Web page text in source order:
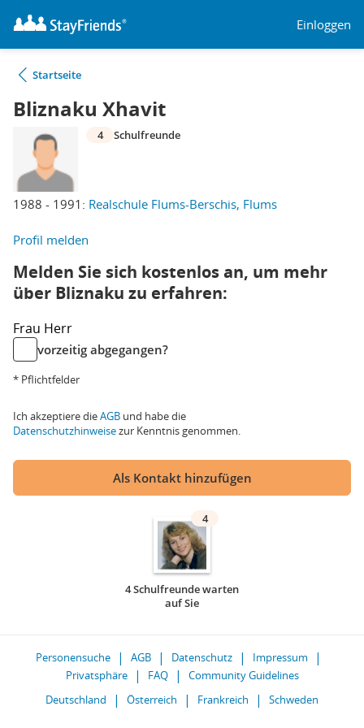
Einloggen
Startseite
Bliznaku Xhavit
1988 - 1991: Realschule Flums-Berschis, Flums
4 Schulfreunde
Profil melden
Melden Sie sich kostenlos an, um mehr
über Bliznaku zu erfahren:
Frau Herr
vorzeitig abgegangen?
* Pflichtfelder
Ich akzeptiere dieAGB und habe die
Datenschutzhinweisezur Kenntnis genommen.
Als Kontakt hinzufügen
4
4 Schulfreunde warten
auf Sie
Personensuche AGB Datenschutz
Impressum
Privatsphäre
FAQ
Community Guidelines
Deutschland
Österreich Frankreich Schweden